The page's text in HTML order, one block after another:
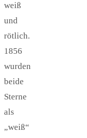
weiß
und
rötlich.
1856
wurden
beide
Sterne
als
„weiß“